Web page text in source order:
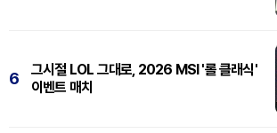
6
그시절 LOL 그대로, 2026 MSI '롤 클래식'
이벤트 매치